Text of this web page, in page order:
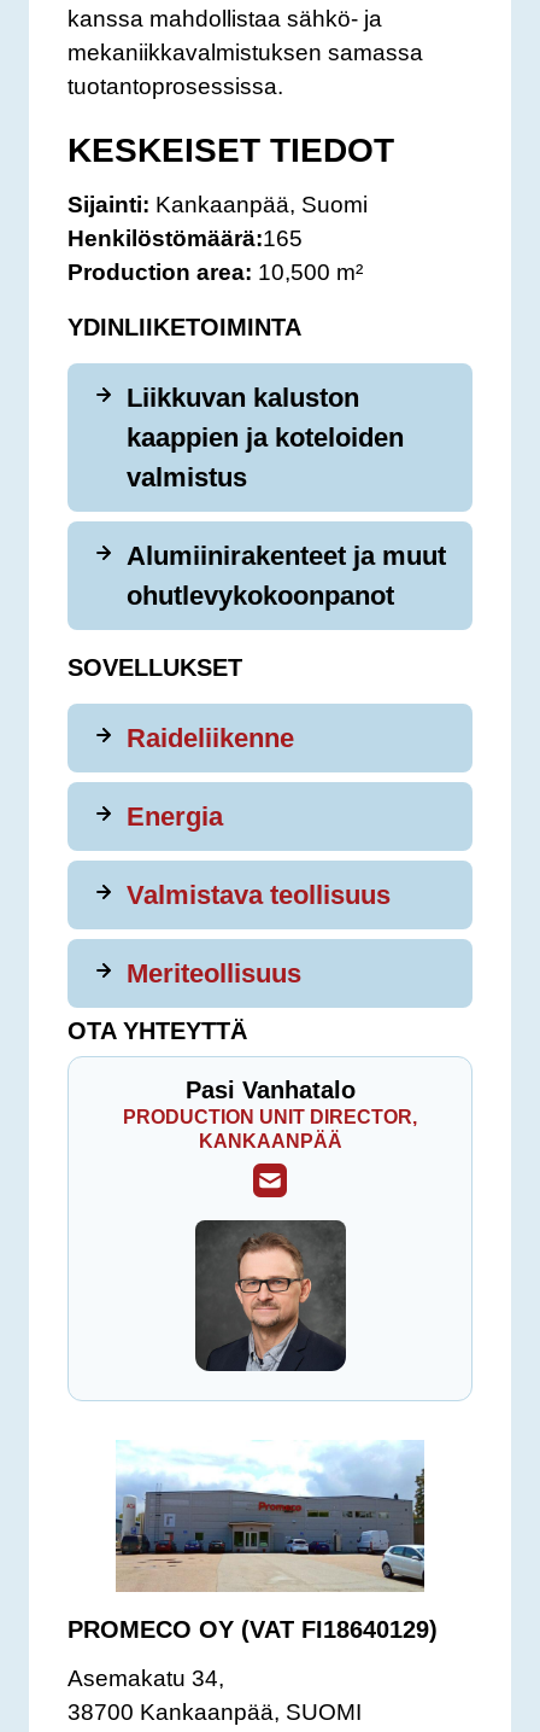
kanssa mahdollistaa sähkö- ja
mekaniikkavalmistuksen samassa
tuotantoprosessissa.
KESKEISET TIEDOT
Sijainti: Kankaanpää, Suomi
Henkilöstömäärä:165
Production area: 10,500 m²
YDINLIIKETOIMINTA
Liikkuvan kaluston
kaappien ja koteloiden
valmistus
Alumiinirakenteet ja muut
ohutlevykokoonpanot
SOVELLUKSET
Raideliikenne
Energia
Valmistava teollisuus
Meriteollisuus
OTA YHTEYTTÄ
Pasi Vanhatalo
PRODUCTION UNIT DIRECTOR,
KANKAANPÄÄ
PROMECO OY (VAT FI18640129)
Asemakatu 34,
38700 Kankaanpää, SUOMI